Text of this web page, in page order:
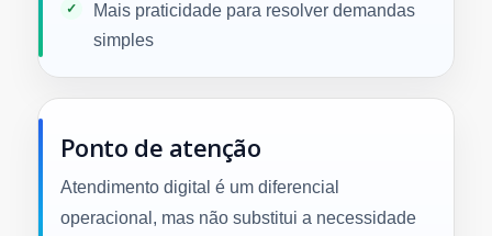
Mais praticidade para resolver demandas
simples
Ponto de atenção
Atendimento digital é um diferencial
operacional, mas não substitui a necessidade